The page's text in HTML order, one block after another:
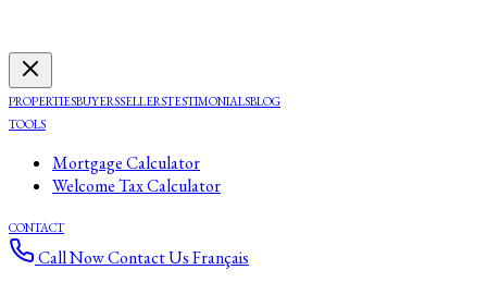
PROPERTIESBUYERSSELLERSTESTIMONIALSBLOG
TOOLS
Mortgage Calculator
Welcome Tax Calculator
CONTACT
Call NowContact UsFrançais